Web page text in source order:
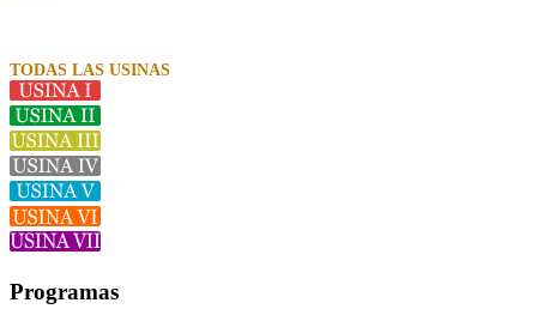
TODAS LAS USINAS
Programas